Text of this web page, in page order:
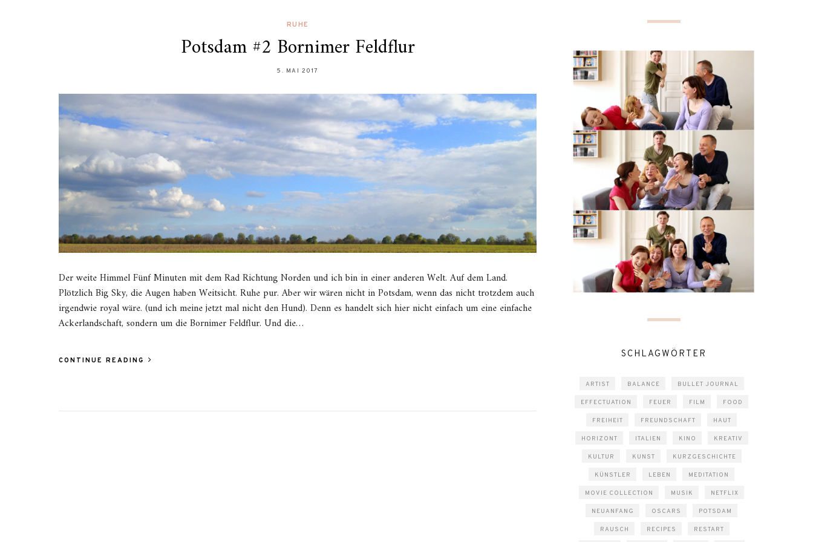
RUHE
Potsdam #2 Bornimer Feldflur
5. MAI 2017
Der weite Himmel Fünf Minuten mit dem Rad Richtung Norden und ich bin in einer anderen Welt. Auf dem Land.
Plötzlich Big Sky, die Augen haben Weitsicht. Ruhe pur. Aber wir wären nicht in Potsdam, wenn das nicht trotzdem auch
irgendwie royal wäre. (und ich meine jetzt mal nicht den Hund). Denn es handelt sich hier nicht einfach um eine einfache
Ackerlandschaft, sondern um die Bornimer Feldflur. Und die…
CONTINUE READING
SCHLAGWÖRTER
ARTIST BALANCE BULLET JOURNAL
EFFECTUATION FEUER FILM FOOD
FREIHEIT FREUNDSCHAFT HAUT
HORIZONT ITALIEN KINO KREATIV
KULTUR KUNST KURZGESCHICHTE
KÜNSTLER LEBEN MEDITATION
MOVIE COLLECTION MUSIK NETFLIX
NEUANFANG OSCARS POTSDAM
RAUSCH RECIPES RESTART